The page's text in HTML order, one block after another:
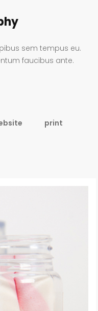
sem tempus eu.
faucibus ante.
print